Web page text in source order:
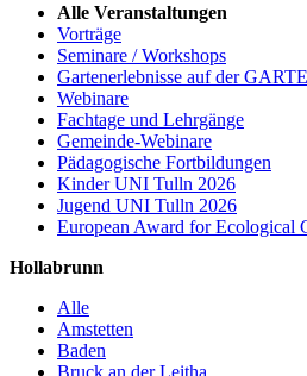
Alle Veranstaltungen
Vorträge
Seminare / Workshops
Gartenerlebnisse auf der
Webinare
Fachtage und Lehrgänge
Gemeinde-Webinare
Pädagogische Fortbildungen
Kinder UNI Tulln 2026
Jugend UNI Tulln 2026
European Award for Ecological
Hollabrunn
Alle
Amstetten
Baden
Bruck an der Leitha